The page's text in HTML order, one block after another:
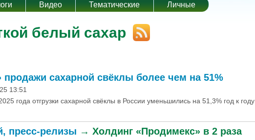
Видео Тематические Личные
белый сахар
продажи сахарной свёклы более чем на 51%
13:51
года отгрузки сахарной свёклы в России уменьшились на 51,3% год к году
пресс-релизы → Холдинг «Продимекс» в 2 раза